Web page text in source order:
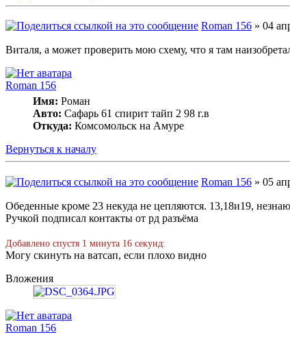
Roman 156 » 04
Виталя, а может проверить мою схему, что я там
Roman 156
Имя: Роман
Авто: Сафарь 61 спирит тайп 2 98 г.в
Откуда: Комсомольск на Амуре
Вернуться к началу
Roman 156 » 05
Обеденные кроме 23 некуда не цепляются. 13,18и19,
Ручкой подписал контакты от рд разъёма
Добавлено спустя 1 минута 16 секунд:
Могу скинуть на ватсап, если плохо видно
Вложения
Roman 156